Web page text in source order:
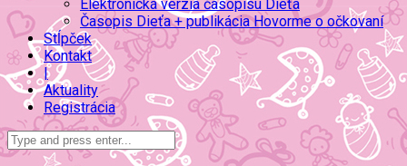
Elektronická verzia časopisu Dieťa
Časopis Dieťa + publikácia Hovorme o očkovaní
Stĺpček
Kontakt
|
Aktuality
Registrácia